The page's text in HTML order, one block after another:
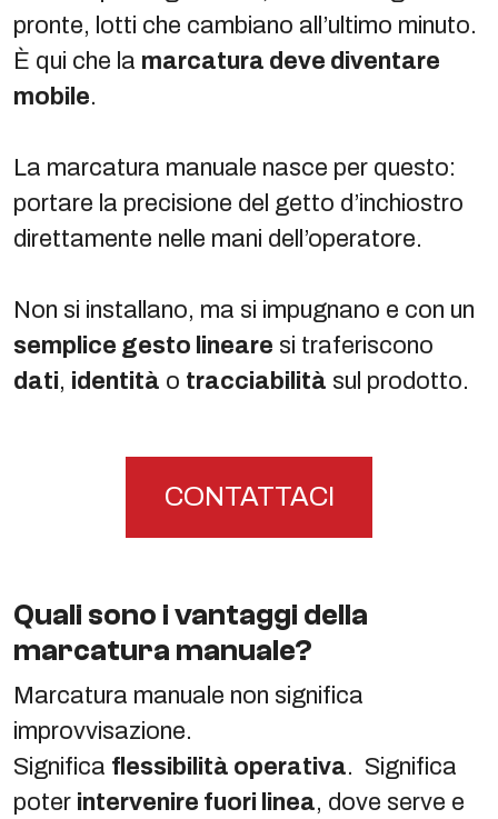
pronte, lotti che cambiano all’ultimo minuto.
È qui che la marcatura deve diventare
mobile.
La marcatura manuale nasce per questo:
portare la precisione del getto d’inchiostro
direttamente nelle mani dell’operatore.
Non si installano, ma si impugnano e con un
semplice gesto lineare si traferiscono
dati, identità o tracciabilità sul prodotto.
CONTATTACI
Quali sono i vantaggi della
marcatura manuale?
Marcatura manuale non significa
improvvisazione.
Significa flessibilità operativa. Significa
poter intervenire fuori linea, dove serve e